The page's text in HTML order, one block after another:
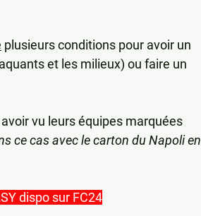
plusieurs conditions pour avoir un
et les milieux) ou faire un
vu leurs équipes marquées
ce cas avec le carton du Napoli en
dispo sur FC24